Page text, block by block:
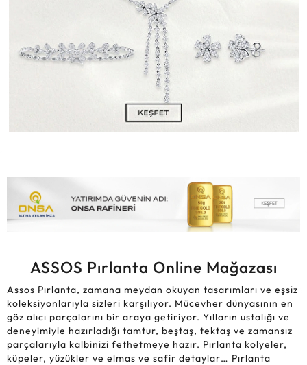
ASSOS Pırlanta Online Mağazası
Assos Pırlanta, zamana meydan okuyan tasarımları ve eşsiz
koleksiyonlarıyla sizleri karşılıyor. Mücevher dünyasının en
göz alıcı parçalarını bir araya getiriyor. Yılların ustalığı ve
deneyimiyle hazırladığı tamtur, beştaş, tektaş ve zamansız
parçalarıyla kalbinizi fethetmeye hazır. Pırlanta kolyeler,
küpeler, yüzükler ve elmas ve safir detaylar… Pırlanta